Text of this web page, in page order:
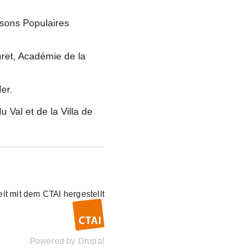
Populaires
Académie de la
Val et de la Villa de
mit dem CTAI hergestellt
Powered by Drupal